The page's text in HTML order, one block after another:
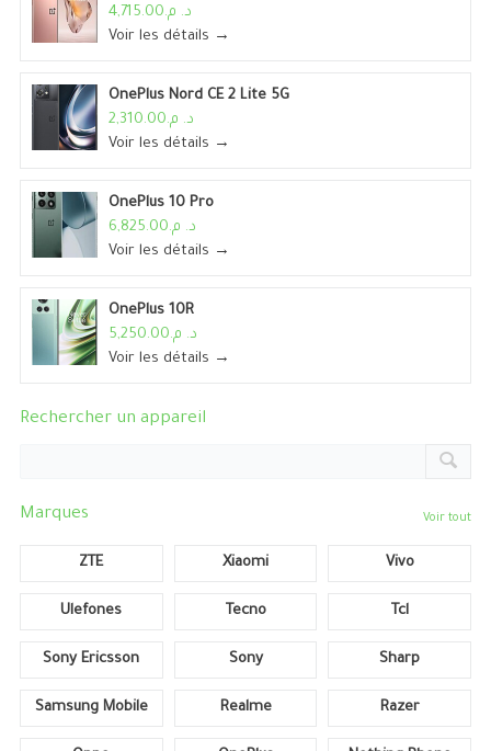
د. م.4,715.00
Voir les détails →
OnePlus Nord CE 2 Lite 5G
د. م.2,310.00
Voir les détails →
OnePlus 10 Pro
د. م.6,825.00
Voir les détails →
OnePlus 10R
د. م.5,250.00
Voir les détails →
Rechercher un appareil
Marques Voir tout
ZTE Xiaomi Vivo
Ulefones Tecno Tcl
Sony Ericsson Sony Sharp
Samsung Mobile Realme Razer